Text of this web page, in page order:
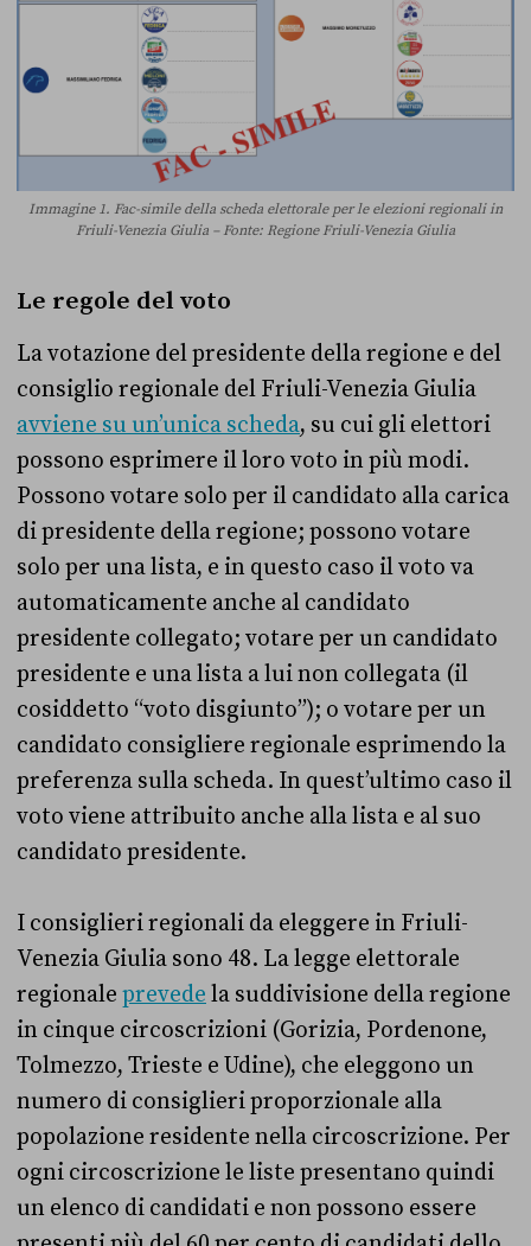
Immagine 1. Fac-simile della scheda elettorale per le elezioni regionali in
Friuli-Venezia Giulia – Fonte: Regione Friuli-Venezia Giulia
Le regole del voto
La votazione del presidente della regione e del
consiglio regionale del Friuli-Venezia Giulia
avviene su un’unica scheda, su cui gli elettori
possono esprimere il loro voto in più modi.
Possono votare solo per il candidato alla carica
di presidente della regione; possono votare
solo per una lista, e in questo caso il voto va
automaticamente anche al candidato
presidente collegato; votare per un candidato
presidente e una lista a lui non collegata (il
cosiddetto “voto disgiunto”); o votare per un
candidato consigliere regionale esprimendo la
preferenza sulla scheda. In quest’ultimo caso il
voto viene attribuito anche alla lista e al suo
candidato presidente.
I consiglieri regionali da eleggere in Friuli-
Venezia Giulia sono 48. La legge elettorale
regionale prevede la suddivisione della regione
in cinque circoscrizioni (Gorizia, Pordenone,
Tolmezzo, Trieste e Udine), che eleggono un
numero di consiglieri proporzionale alla
popolazione residente nella circoscrizione. Per
ogni circoscrizione le liste presentano quindi
un elenco di candidati e non possono essere